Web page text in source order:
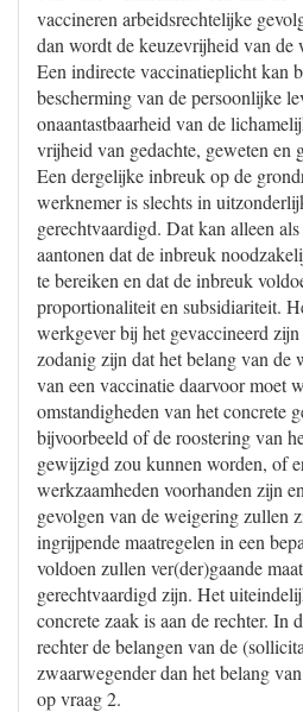
vaccineren arbeidsrechtelijke
dan wordt de keuzevrijheid van de
Een indirecte vaccinatieplicht kan
bescherming van de persoonlijke
onaantastbaarheid van de
vrijheid van gedachte, geweten en
Een dergelijke inbreuk op de
werknemer is slechts in
gerechtvaardigd. Dat kan alleen
aantonen dat de inbreuk
te bereiken en dat de inbreuk
proportionaliteit en subsidiariteit.
werkgever bij het gevaccineerd
zodanig zijn dat het belang van
van een vaccinatie daarvoor moet
omstandigheden van het concrete
bijvoorbeeld of de roostering van
gewijzigd zou kunnen worden, of
werkzaamheden voorhanden zijn
gevolgen van de weigering zullen
ingrijpende maatregelen in een
voldoen zullen ver(der)gaande
gerechtvaardigd zijn. Het
concrete zaak is aan de rechter. In
rechter de belangen van de
zwaarwegender dan het belang
op vraag 2.